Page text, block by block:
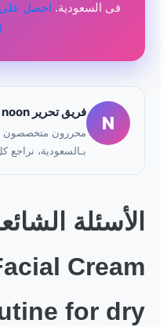
فى السعودية.
N
فريق تحرير noon
بـالسعودية، نراجع
for dry